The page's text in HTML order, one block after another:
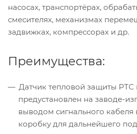
насосах, транспортёрах,
смесителях, механизмах
задвижках, компрессорах и др.
Преимущества:
Датчик тепловой защиты PTC
предустановлен на заводе-
выводом сигнального
коробку для дальнейшего